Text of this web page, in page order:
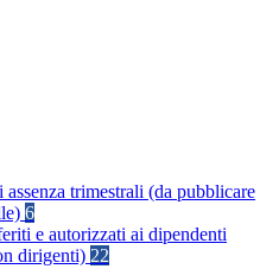
assenza trimestrali (da pubblicare
6
e autorizzati ai dipendenti
dirigenti) 22